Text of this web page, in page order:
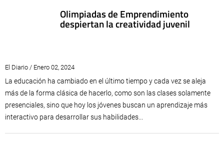
Olimpiadas de Emprendimiento
despiertan la creatividad juvenil
El Diario / Enero 02, 2024
La educación ha cambiado en el último tiempo y cada vez se aleja
más de la forma clásica de hacerlo, como son las clases solamente
presenciales, sino que hoy los jóvenes buscan un aprendizaje más
interactivo para desarrollar sus habilidades...